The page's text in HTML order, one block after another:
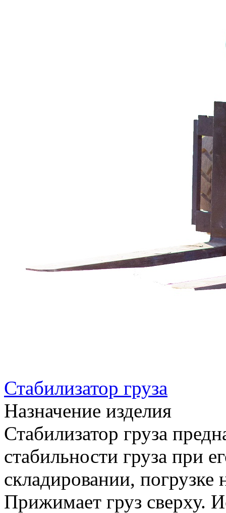
Стабилизатор груза
Назначение изделия
Стабилизатор груза
стабильности груза при
складировании, погрузке
Прижимает груз сверху.